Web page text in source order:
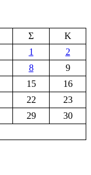
Σ
Κ
1
2
8
9
15
16
22
23
29
30